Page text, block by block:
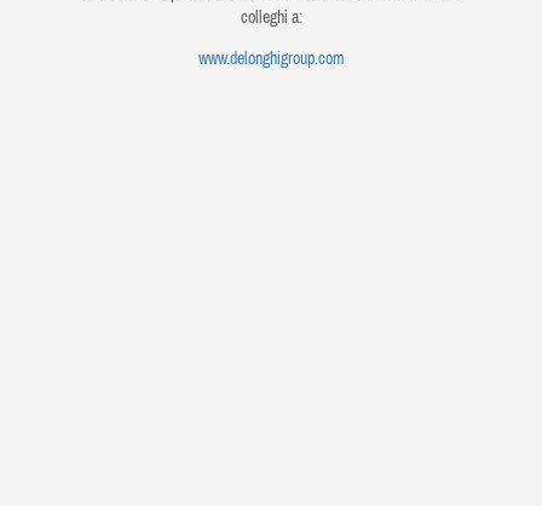
colleghi a:
www.delonghigroup.com